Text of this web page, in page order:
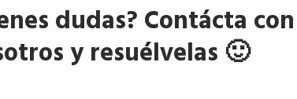
dudas? Contácta con
y resuélvelas 🙂